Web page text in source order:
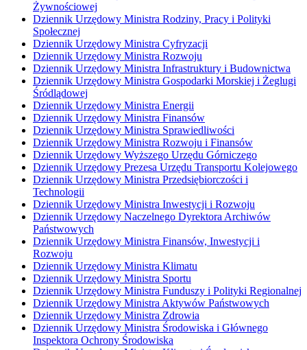
Żywnościowej
Dziennik Urzędowy Ministra Rodziny, Pracy i Polityki
Społecznej
Dziennik Urzędowy Ministra Cyfryzacji
Dziennik Urzędowy Ministra Rozwoju
Dziennik Urzędowy Ministra Infrastruktury i Budownictwa
Dziennik Urzędowy Ministra Gospodarki Morskiej i Żeglugi
Śródlądowej
Dziennik Urzędowy Ministra Energii
Dziennik Urzędowy Ministra Finansów
Dziennik Urzędowy Ministra Sprawiedliwości
Dziennik Urzędowy Ministra Rozwoju i Finansów
Dziennik Urzędowy Wyższego Urzędu Górniczego
Dziennik Urzędowy Prezesa Urzędu Transportu Kolejowego
Dziennik Urzędowy Ministra Przedsiębiorczości i
Technologii
Dziennik Urzędowy Ministra Inwestycji i Rozwoju
Dziennik Urzędowy Naczelnego Dyrektora Archiwów
Państwowych
Dziennik Urzędowy Ministra Finansów, Inwestycji i
Rozwoju
Dziennik Urzędowy Ministra Klimatu
Dziennik Urzędowy Ministra Sportu
Dziennik Urzędowy Ministra Funduszy i Polityki Regionalnej
Dziennik Urzędowy Ministra Aktywów Państwowych
Dziennik Urzędowy Ministra Zdrowia
Dziennik Urzędowy Ministra Środowiska i Głównego
Inspektora Ochrony Środowiska